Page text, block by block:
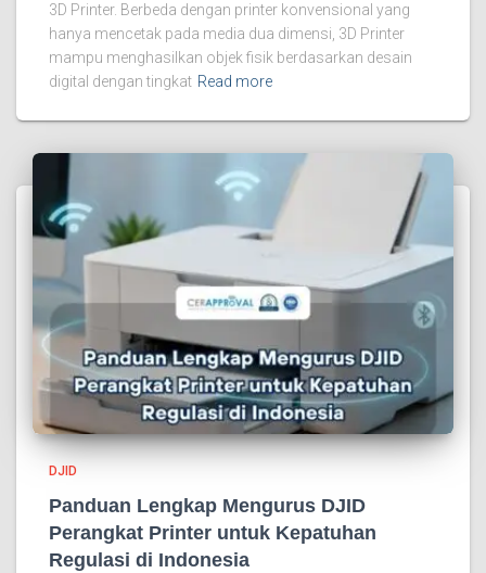
3D Printer. Berbeda dengan printer konvensional yang
hanya mencetak pada media dua dimensi, 3D Printer
mampu menghasilkan objek fisik berdasarkan desain
digital dengan tingkat Read more
DJID
Panduan Lengkap Mengurus DJID
Perangkat Printer untuk Kepatuhan
Regulasi di Indonesia